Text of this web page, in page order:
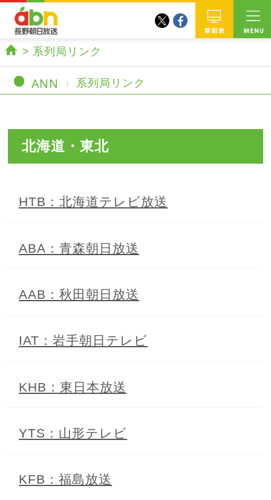
twitterfacebook
系列局リンク
ANN 系列局リンク
北海道・東北
HTB：北海道テレビ放送
ABA：青森朝日放送
AAB：秋田朝日放送
IAT：岩手朝日テレビ
KHB：東日本放送
YTS：山形テレビ
KFB：福島放送